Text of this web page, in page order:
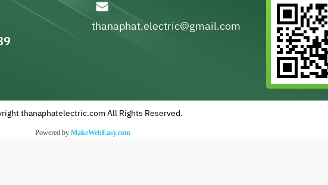
thanaphat.electric@gmail.com
thanaphatelectric.com All Rights Reserved.
Powered by MakeWebEasy.com